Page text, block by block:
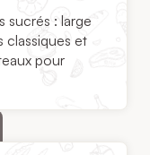
sucrés : large
classiques et
pour